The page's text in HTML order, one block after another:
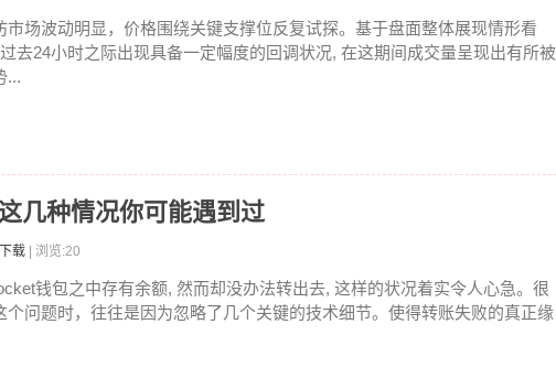
市场波动明显，价格围绕关键支撑位反复试探。基于盘面整体展现情形看
去24小时之际出现具备一定幅度的回调状况, 在这期间成交量呈现出有所被
...
几种情况你可能遇到过
载 | 浏览:20
钱包之中存有余额, 然而却没办法转出去, 这样的状况着实令人心急。很
个问题时，往往是因为忽略了几个关键的技术细节。使得转账失败的真正缘